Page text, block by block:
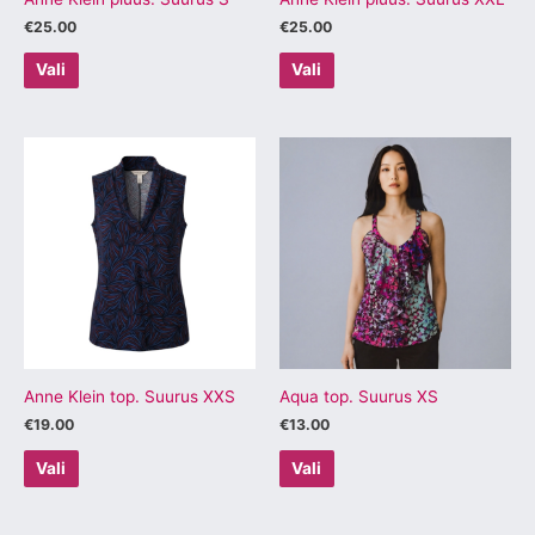
€25.00
Vali
€25.00
Vali
Anne Klein top. Suurus XXS
€19.00
Vali
tootel
on
mitu
varianti.
Valikuid
saab
tootelehel.
Aqua top. Suurus XS
€13.00
Vali
tootel
mitu
varianti.
Valikuid
saab
teha
tootelehel.